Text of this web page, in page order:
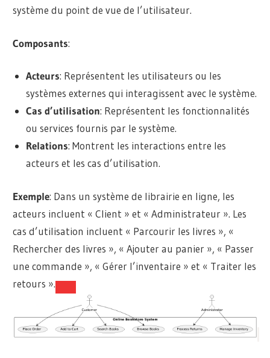
système du point de vue de l’utilisateur.
Composants:
Acteurs: Représentent les utilisateurs ou les
systèmes externes qui interagissent avec le système.
Cas d’utilisation: Représentent les fonctionnalités
ou services fournis par le système.
Relations: Montrent les interactions entre les
acteurs et les cas d’utilisation.
Exemple: Dans un système de librairie en ligne, les
acteurs incluent « Client » et « Administrateur ». Les
cas d’utilisation incluent « Parcourir les livres », «
Rechercher des livres », « Ajouter au panier », « Passer
une commande », « Gérer l’inventaire » et « Traiter les
retours ».